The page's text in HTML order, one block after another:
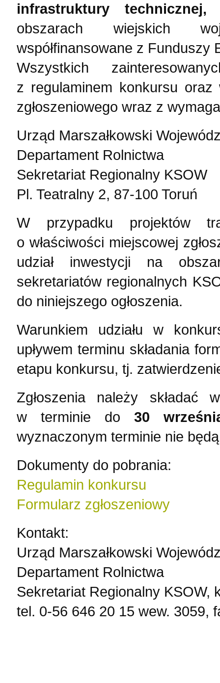
infrastruktury
obszarach wiejskich
współfinansowane z Funduszy
Wszystkich
z regulaminem konkursu oraz
zgłoszeniowego wraz z
Urząd Marszałkowski
Departament Rolnictwa
Sekretariat Regionalny KSOW
Pl. Teatralny 2, 87-100 Toruń
W przypadku projektów
o właściwości miejscowej
udział inwestycji na
sekretariatów regionalnych
do niniejszego ogłoszenia.
Warunkiem udziału w
upływem terminu składania
etapu konkursu, tj.
Zgłoszenia należy składać
w terminie do30
wyznaczonym terminie nie
Dokumenty do pobrania:
Regulamin konkursu
Formularz zgłoszeniowy
Kontakt:
Urząd Marszałkowski
Departament Rolnictwa
Sekretariat Regionalny KSOW,
tel. 0-56 646 20 15 wew. 3059,